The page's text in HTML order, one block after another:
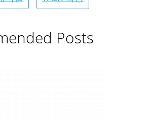
Posts